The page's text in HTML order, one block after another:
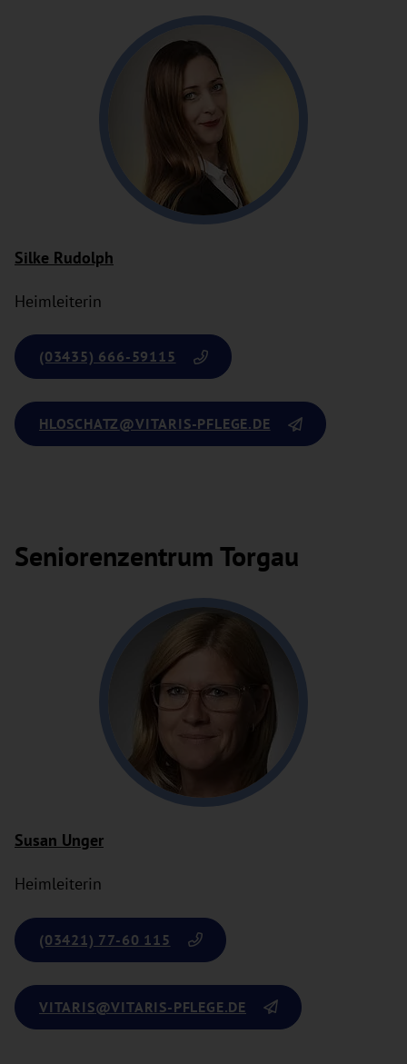
Silke Rudolph
Heimleiterin
(03435) 666-59115
HLOSCHATZ@VITARIS-PFLEGE.DE
Seniorenzentrum Torgau
Susan Unger
Heimleiterin
(03421) 77-60 115
VITARIS@VITARIS-PFLEGE.DE